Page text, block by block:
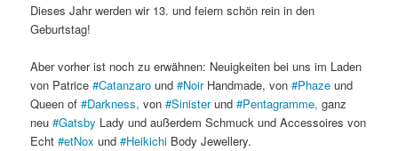
Dieses Jahr werden wir 13. und feiern schön rein in den
Geburtstag!
Aber vorher ist noch zu erwähnen: Neuigkeiten bei uns im Laden
von Patrice #Catanzaro und #NoirHandmade, von #Phaze und
Queen of #Darkness, von #Sinisterund #Pentagramme, ganz
neu #Gatsby Lady und außerdem Schmuck und Accessoires von
Echt #etNox und #Heikichi Body Jewellery.